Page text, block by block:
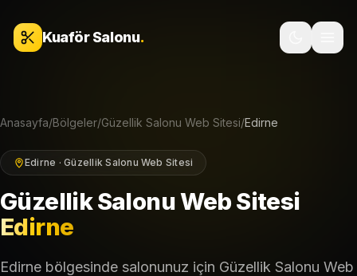
Kuaför Salonu.
Anasayfa/Bölgeler/Güzellik Salonu Web Sitesi/Edirne
Edirne · Güzellik Salonu Web Sitesi
Güzellik Salonu Web Sitesi
Edirne
Edirne bölgesinde salonunuz için Güzellik Salonu Web